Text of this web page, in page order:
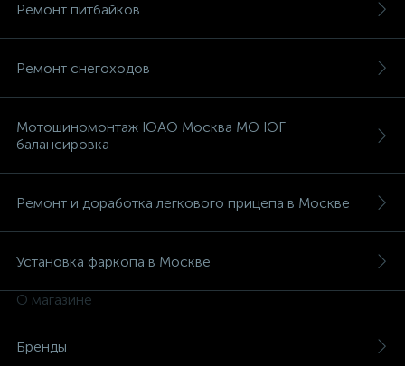
Ремонт питбайков
Ремонт снегоходов
Мотошиномонтаж ЮАО Москва МО ЮГ
балансировка
Ремонт и доработка легкового прицепа в Москве
Установка фаркопа в Москве
О магазине
Бренды